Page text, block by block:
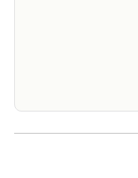
Magnez
Magnez. Pomiar